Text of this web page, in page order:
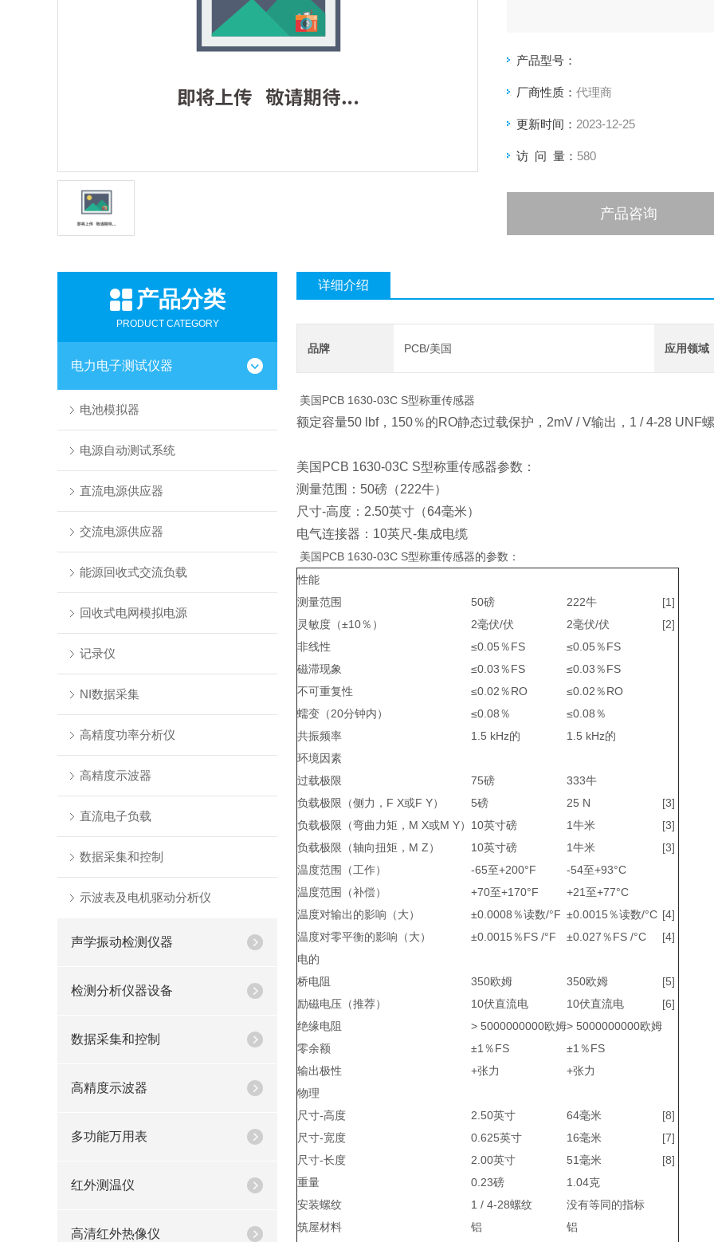
产品型号：
厂商性质： 代理商
更新时间： 2023-12-25
访 问 量： 580
产品咨询
产品分类
PRODUCT CATEGORY
电力电子测试仪器
电池模拟器
电源自动测试系统
直流电源供应器
交流电源供应器
能源回收式交流负载
回收式电网模拟电源
记录仪
NI数据采集
高精度功率分析仪
高精度示波器
直流电子负载
数据采集和控制
示波表及电机驱动分析仪
声学振动检测仪器
检测分析仪器设备
数据采集和控制
高精度示波器
多功能万用表
红外测温仪
高清红外热像仪
详细介绍
品牌 PCB/美国 应用领域
美国PCB 1630-03C S型称重传感器
额定容量50 lbf，150％的RO静态过载保护，2mV / V输出，1 / 4-28 UNF
美国PCB 1630-03C S型称重传感器参数：
测量范围：50磅（222牛）
尺寸-高度：2.50英寸（64毫米）
电气连接器：10英尺-集成电缆
美国PCB 1630-03C S型称重传感器的参数：
性能
测量范围
50磅 222牛
[1]
灵敏度（±10％）
2毫伏/伏 2毫伏/伏
[2]
非线性
≤0.05％FS
≤0.05％FS
磁滞现象
≤0.03％FS
≤0.03％FS
不可重复性
≤0.02％RO
≤0.02％RO
蠕变（20分钟内）
≤0.08％
≤0.08％
共振频率
1.5 kHz的
1.5 kHz的
环境因素
过载极限
75磅
333牛
负载极限（侧力，F X或F Y） 5磅 25 N
[3]
负载极限（弯曲力矩，M X或M Y） 10英寸磅 1牛米
[3]
负载极限（轴向扭矩，M Z） 10英寸磅 1牛米
[3]
温度范围（工作）
-65至+200°F
-54至+93°C
温度范围（补偿）
+70至+170°F
+21至+77°C
温度对输出的影响（大）
±0.0008％读数/°F ±0.0015％读数/°C [4]
温度对零平衡的影响（大）
±0.0015％FS /°F ±0.027％FS /°C
[4]
电的
桥电阻
350欧姆 350欧姆
[5]
励磁电压（推荐）
10伏直流电 10伏直流电
[6]
绝缘电阻
> 5000000000欧姆> 5000000000欧姆
零余额
±1％FS
±1％FS
输出极性
+张力
+张力
物理
尺寸-高度
2.50英寸 64毫米
[8]
尺寸-宽度
0.625英寸 16毫米
[7]
尺寸-长度
2.00英寸 51毫米
[8]
重量
0.23磅
1.04克
安装螺纹
1 / 4-28螺纹
没有等同的指标
筑屋材料
铝
铝